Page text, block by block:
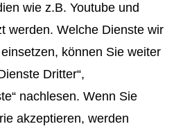
wie z.B. Youtube und
werden. Welche Dienste wir
können Sie weiter
Dritter“,
nachlesen. Wenn Sie
akzeptieren, werden